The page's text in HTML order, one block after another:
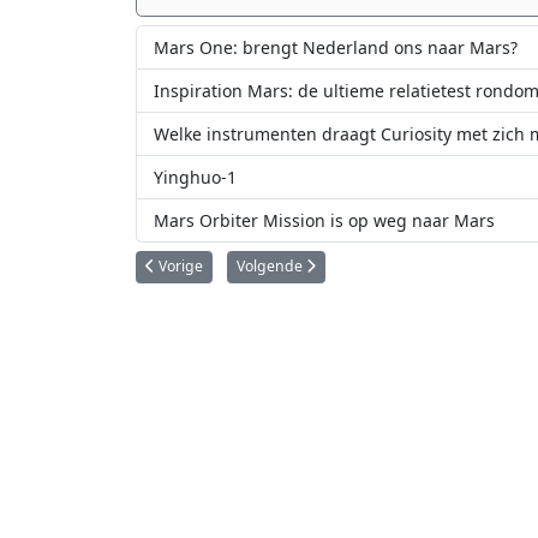
Mars One: brengt Nederland ons naar Mars?
Inspiration Mars: de ultieme relatietest
Welke instrumenten draagt Curiosity met zich
Yinghuo-1
Mars Orbiter Mission is op weg naar Mars
Vorig artikel: Opnieuw geslaagde testvlucht voor Virgin
Vorige Volgende artikel: Ga eens met een ballon
Volgende